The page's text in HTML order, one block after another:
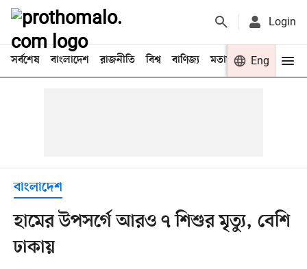
Login
সর্বশেষ বাংলাদেশ রাজনীতি বিশ্ব বাণিজ্য মতামত খেলা
Eng
বাংলাদেশ
হামের উপসর্গে আরও ৭ শিশুর মৃত্যু, বেশি
ঢাকায়